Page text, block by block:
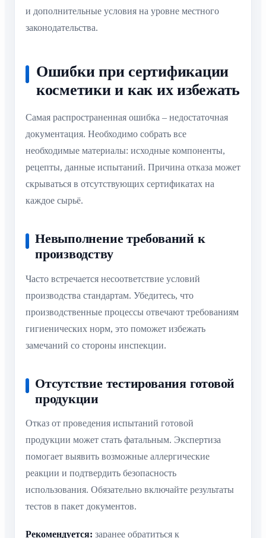
и дополнительные условия на уровне местного
законодательства.
Ошибки при сертификации
косметики и как их избежать
Самая распространенная ошибка – недостаточная
документация. Необходимо собрать все
необходимые материалы: исходные компоненты,
рецепты, данные испытаний. Причина отказа может
скрываться в отсутствующих сертификатах на
каждое сырьё.
Невыполнение требований к
производству
Часто встречается несоответствие условий
производства стандартам. Убедитесь, что
производственные процессы отвечают требованиям
гигиенических норм, это поможет избежать
замечаний со стороны инспекции.
Отсутствие тестирования готовой
продукции
Отказ от проведения испытаний готовой
продукции может стать фатальным. Экспертиза
помогает выявить возможные аллергические
реакции и подтвердить безопасность
использования. Обязательно включайте результаты
тестов в пакет документов.
Рекомендуется: заранее обратиться к